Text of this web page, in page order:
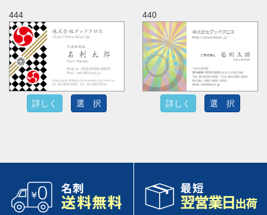
444
詳しく 選 択
440
詳しく 選 択